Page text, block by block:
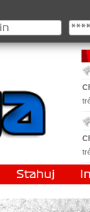
, Pohár
Stahuj